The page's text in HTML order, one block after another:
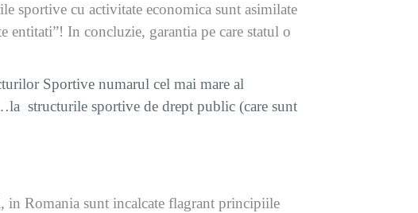
sportive cu activitate economica sunt asimilate
In concluzie, garantia pe care statul o
Sportive numarul cel mai mare al
structurile sportive de drept public (care sunt
in Romania sunt incalcate flagrant principiile